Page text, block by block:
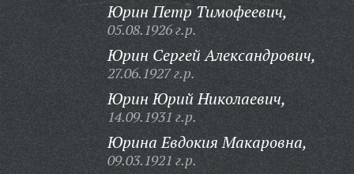
Юрин Петр Тимофеевич,
05.08.1926 г.р.
Юрин Сергей Александрович,
27.06.1927 г.р.
Юрин Юрий Николаевич,
14.09.1931 г.р.
Юрина Евдокия Макаровна,
09.03.1921 г.р.